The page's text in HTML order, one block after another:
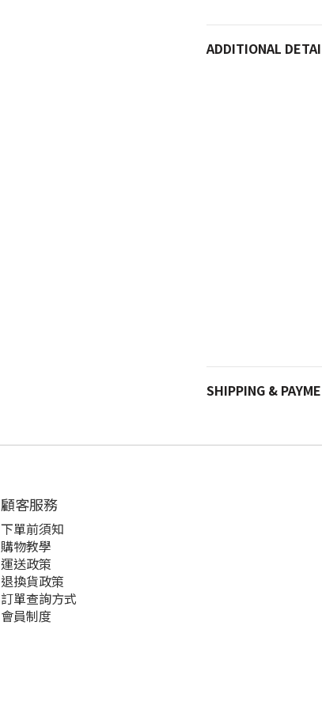
ADDITIONAL
SHIPPING &
顧客服務
下單前須知
購物教學
運送政策
退換貨政策
訂單查詢方式
會員制度